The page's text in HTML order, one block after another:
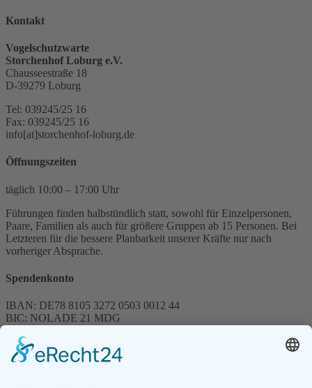
Kontakt
Vogelschutzwarte
Storchenhof Loburg e.V.
Chausseestraße 18
D-39279 Loburg
Tel: 039245/25 16
Fax: 039245/25 16
info[at]storchenhof-loburg.de
Öffnungszeiten
täglich 10:00 – 17:00 Uhr
Führungen finden halbstündlich statt, sowohl für Einzelpersonen,
Paare, Familien als auch für größere Gruppen ab 15 Personen. Bei
Letzteren für die bessere Planbarkeit unserer Kräfte nur nach
vorheriger Absprache.
Spendenkonto
IBAN: DE78 8105 3272 0503 0012 44
BIC: NOLADE 21 MDG
Spenden können steuerlich abgesetzt werden